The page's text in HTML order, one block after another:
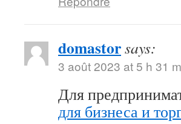
domastorsays:
3 août 2023 at 5 h 31
Для
для бизнеса и